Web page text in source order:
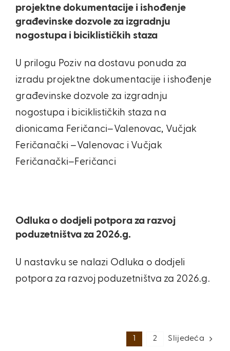
projektne dokumentacije i ishođenje
građevinske dozvole za izgradnju
nogostupa i biciklističkih staza
U prilogu Poziv na dostavu ponuda za
izradu projektne dokumentacije i ishođenje
građevinske dozvole za izgradnju
nogostupa i biciklističkih staza na
dionicama Feričanci–Valenovac, Vučjak
Feričanački –Valenovac i Vučjak
Feričanački–Feričanci
Odluka o dodjeli potpora za razvoj
poduzetništva za 2026.g.
U nastavku se nalazi Odluka o dodjeli
potpora za razvoj poduzetništva za 2026.g.
2 Slijedeća